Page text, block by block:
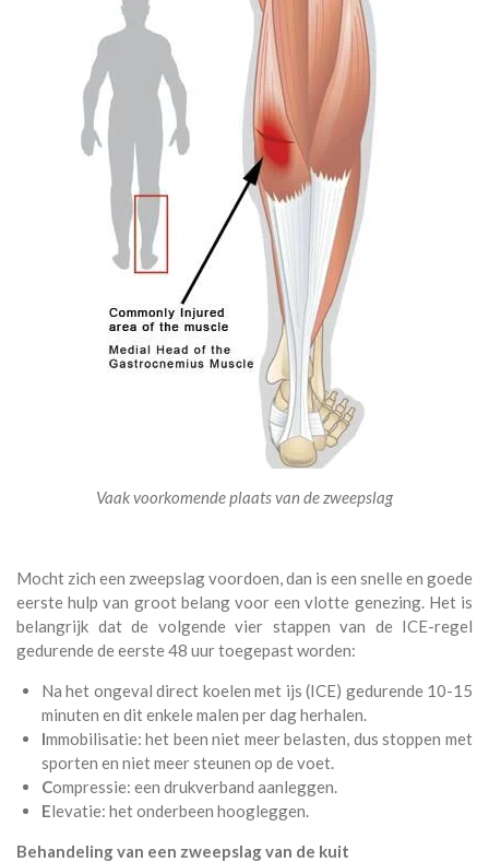
Vaak voorkomende plaats van de zweepslag
Mocht zich een zweepslag voordoen, dan is een snelle en goede
eerste hulp van groot belang voor een vlotte genezing. Het is
belangrijk dat de volgende vier stappen van de ICE-regel
gedurende de eerste 48 uur toegepast worden:
Na het ongeval direct koelen met ijs (ICE) gedurende 10-15
minuten en dit enkele malen per dag herhalen.
Immobilisatie: het been niet meer belasten, dus stoppen met
sporten en niet meer steunen op de voet.
Compressie: een drukverband aanleggen.
Elevatie: het onderbeen hoogleggen.
Behandeling van een zweepslag van de kuit